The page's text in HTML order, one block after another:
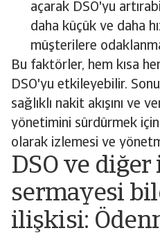
açarak DSO'yu
daha küçük ve daha
müşterilere
Bu faktörler, hem kısa
DSO'yu etkileyebilir.
sağlıklı nakit akışını ve
yönetimini sürdürmek
olarak izlemesi ve
DSO ve
sermayesi
ilişkisi: